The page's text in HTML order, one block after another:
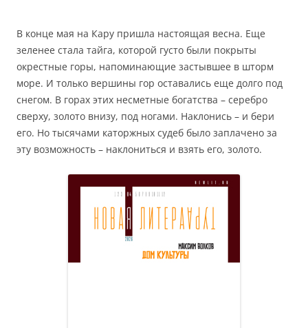
В конце мая на Кару пришла настоящая весна. Еще
зеленее стала тайга, которой густо были покрыты
окрестные горы, напоминающие застывшее в шторм
море. И только вершины гор оставались еще долго под
снегом. В горах этих несметные богатства – серебро
сверху, золото внизу, под ногами. Наклонись – и бери
его. Но тысячами каторжных судеб было заплачено за
эту возможность – наклониться и взять его, золото.